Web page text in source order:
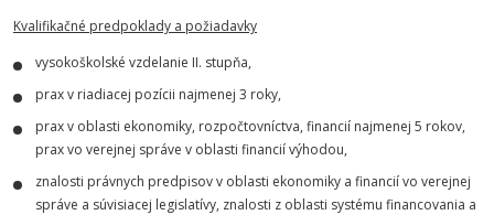
Kvalifikačné predpoklady a požiadavky
vysokoškolské vzdelanie II. stupňa,
prax v riadiacej pozícii najmenej 3 roky,
prax v oblasti ekonomiky, rozpočtovníctva, financií najmenej 5 rokov,
prax vo verejnej správe v oblasti financií výhodou,
znalosti právnych predpisov v oblasti ekonomiky a financií vo verejnej
správe a súvisiacej legislatívy, znalosti z oblasti systému financovania a